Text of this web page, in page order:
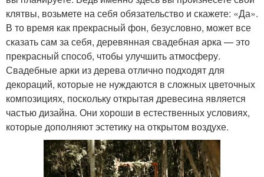
клятвы, возьмете на себя обязательство и скажете: «Да».
В то время как прекрасный фон, безусловно, может все
сказать сам за себя, деревянная свадебная арка — это
прекрасный способ, чтобы улучшить атмосферу.
Свадебные арки из дерева отлично подходят для
декораций, которые не нуждаются в сложных цветочных
композициях, поскольку открытая древесина является
частью дизайна. Они хороши в естественных условиях,
которые дополняют эстетику на открытом воздухе.